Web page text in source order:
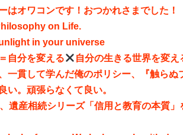
はオワコンです！おつかれさまでした！
on Life.
in your universe
自分を変える
自分の生きる世界を変え
一貫して学んだ俺のポリシー、『触らぬ
い。頑張らなくて良い。
遺産相続シリーズ「信用と教育の本質